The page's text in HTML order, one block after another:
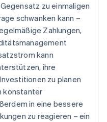
zu einmaligen
schwanken kann –
Zahlungen,
kann
ihre
zu planen
konstanter
in eine bessere
zu reagieren – ein